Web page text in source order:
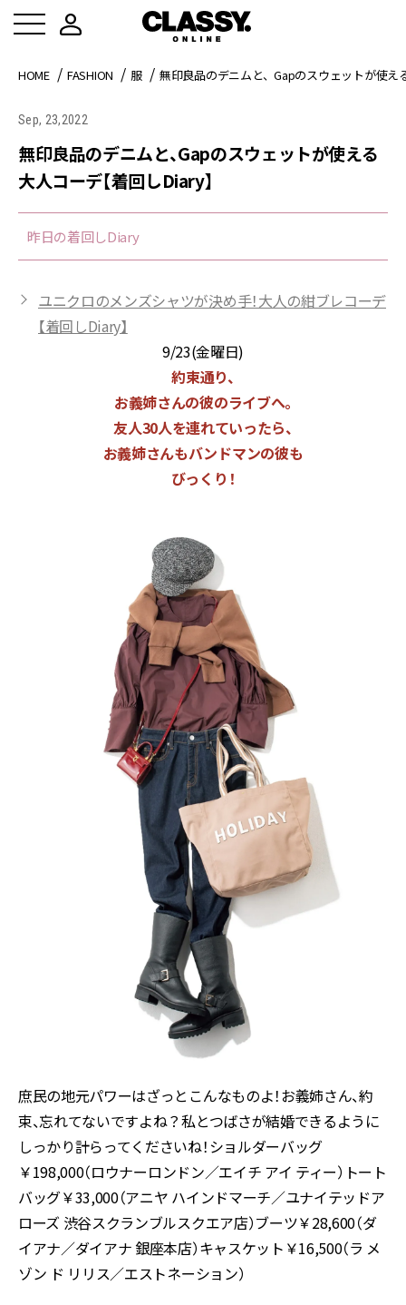
HOME FASHION 服 無印良品のデニムと、Gapのスウェットが使え
Sep, 23,2022
無印良品のデニムと、Gapのスウェットが使える
大人コーデ【着回しDiary】
昨日の着回しDiary
ユニクロのメンズシャツが決め手！大人の紺ブレコーデ
【着回しDiary】
9/23(金曜日)
約束通り、
お義姉さんの彼のライブへ。
友人30人を連れていったら、
お義姉さんもバンドマンの彼も
びっくり！
庶民の地元パワーはざっとこんなものよ！お義姉さん、約
束、忘れてないですよね？私とつばさが結婚できるように
しっかり計らってくださいね！ショルダーバッグ
￥198,000（ロウナーロンドン／エイチ アイ ティー）トート
バッグ￥33,000（アニヤ ハインドマーチ／ユナイテッドア
ローズ 渋谷スクランブルスクエア店）ブーツ￥28,600（ダ
イアナ／ダイアナ 銀座本店）キャスケット￥16,500（ラ メ
ゾン ド リリス／エストネーション）